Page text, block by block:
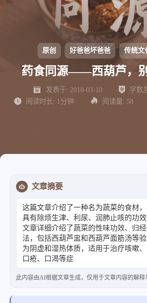
S 站内搜索
随机访问
L 友链页面
原创 好爸爸坏爸爸 传统文
药食同源——西葫芦，
发表于: 2018-03-10 字数
阅读时长: 1分钟 阅读量: 58
文章摘要
这篇文章介绍了一种名为蔬菜的食材，
具有除烦生津、利尿、润肺止咳的功效
文章详细介绍了蔬菜的性味功效、归
法，包括西葫芦盅和西葫芦面筋汤等
为阴虚和湿热体质，适用于治疗咳嗽、
口疮、口渴等症状，不适合阳虚体质者
此内容由AI根据文章生成，仅用于文章内容的解释